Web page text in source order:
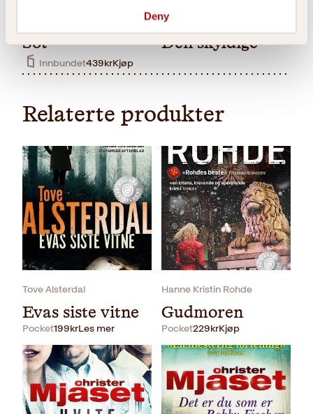
Deny
Sot
Innbundet439krKjøp
Emma Viskic
Den skyldige
Pocket239krKjøp
Relaterte produkter
Tove Alsterdal
Evas siste vitne
Pocket199krLes mer
Hanne Kristin Rohde
Gudmoren
Pocket229krKjøp